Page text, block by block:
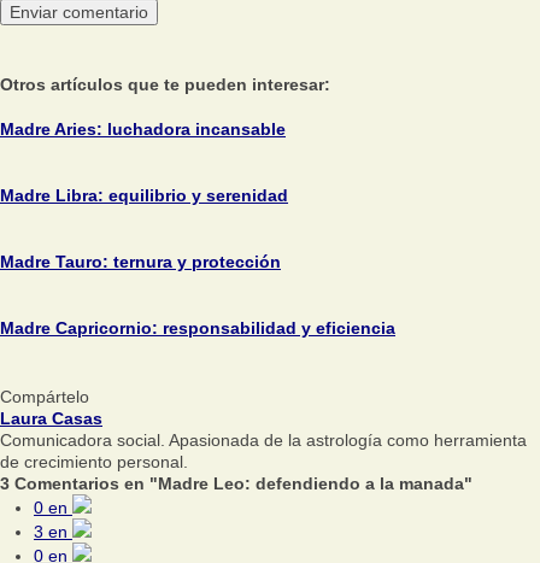
Otros artículos que te pueden interesar:
Madre Aries: luchadora incansable
Madre Libra: equilibrio y serenidad
Madre Tauro: ternura y protección
Madre Capricornio: responsabilidad y eficiencia
Compártelo
Laura Casas
Comunicadora social. Apasionada de la astrología como herramienta
de crecimiento personal.
3 Comentarios en "Madre Leo: defendiendo a la manada"
0 en
3 en
0 en